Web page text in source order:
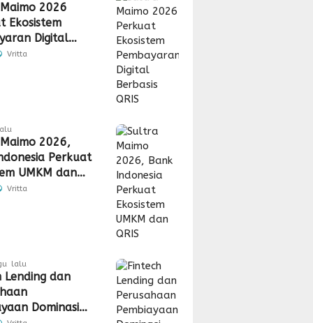
2026
Ekosistem
Digital
QRIS
Vritta
2026,
Perkuat
UMKM dan
Vritta
lalu
Lending dan
Dominasi